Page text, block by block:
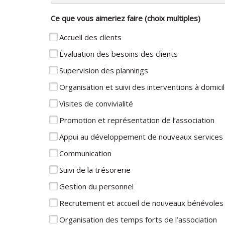
Ce que vous aimeriez faire (choix multiples)
Accueil des clients
Évaluation des besoins des clients
Supervision des plannings
Organisation et suivi des interventions à
Visites de convivialité
Promotion et représentation de l’association
Appui au développement de nouveaux services
Communication
Suivi de la trésorerie
Gestion du personnel
Recrutement et accueil de nouveaux bénévoles
Organisation des temps forts de l’association